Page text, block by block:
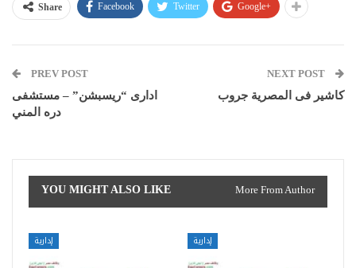
Share Facebook Twitter Google+
PREV POST
ادارى “ريسبشن” – مستشفى
دره المني
NEXT POST
كاشير فى المصرية جروب
YOU MIGHT ALSO LIKE More From Author
إدارية إدارية